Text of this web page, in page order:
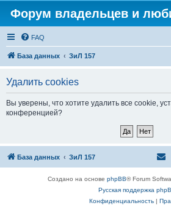
Форум владельцев и
FAQ
База данных ЗиЛ 157
Удалить cookies
Вы уверены, что хотите удалить все cookie,
конференцией?
База данных ЗиЛ 157
Создано на основе phpBB® Forum
Русская поддержка
Конфиденциальность|